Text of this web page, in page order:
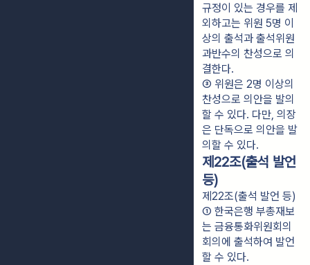
규정이 있는 경우를 제
외하고는 위원 5명 이
상의 출석과 출석위원
과반수의 찬성으로 의
결한다.
③ 위원은 2명 이상의
찬성으로 의안을 발의
할 수 있다. 다만, 의장
은 단독으로 의안을 발
의할 수 있다.
제22조(출석 발언
등)
제22조(출석 발언 등)
① 한국은행 부총재보
는 금융통화위원회의
회의에 출석하여 발언
할 수 있다.